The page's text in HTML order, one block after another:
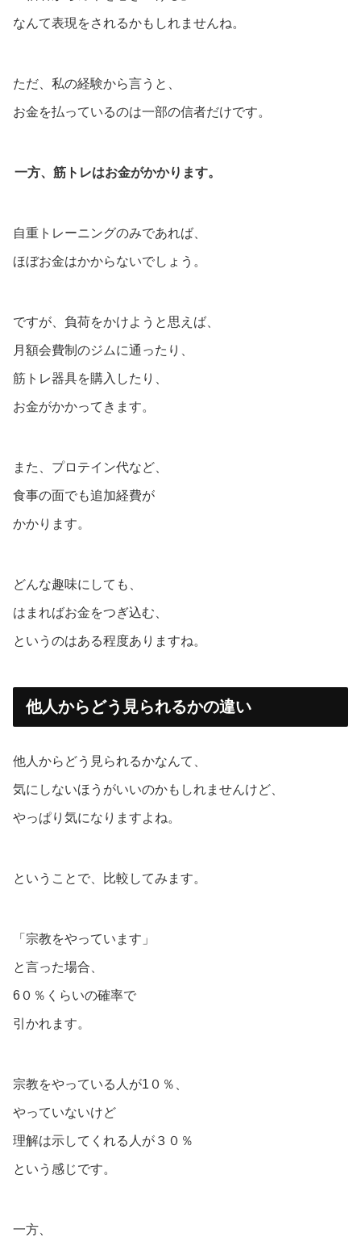
なんて表現をされるかもしれませんね。
ただ、私の経験から言うと、
お金を払っているのは一部の信者だけです。
一方、筋トレはお金がかかります。
自重トレーニングのみであれば、
ほぼお金はかからないでしょう。
ですが、負荷をかけようと思えば、
月額会費制のジムに通ったり、
筋トレ器具を購入したり、
お金がかかってきます。
また、プロテイン代など、
食事の面でも追加経費が
かかります。
どんな趣味にしても、
はまればお金をつぎ込む、
というのはある程度ありますね。
他人からどう見られるかの違い
他人からどう見られるかなんて、
気にしないほうがいいのかもしれませんけど、
やっぱり気になりますよね。
ということで、比較してみます。
「宗教をやっています」
と言った場合、
6０％くらいの確率で
引かれます。
宗教をやっている人が1０％、
やっていないけど
理解は示してくれる人が３０％
という感じです。
一方、